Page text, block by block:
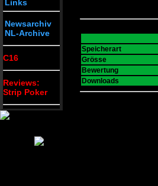
Links
Newsarchiv
NL-Archive
C16
Reviews:
Strip Poker
Speicherart
Grösse
Bewertung
Downloads